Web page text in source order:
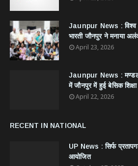
Jaunpur News : विश्व
भारती जौनपुर ने मनाया
April 23, 2026
Jaunpur News :
में जौनपुर में हुई बेसिक शिक्षा
April 22, 2026
RECENT IN NATIONAL
UP News : सिर्फ
आयोजित